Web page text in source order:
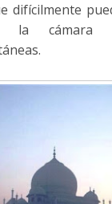
difícilmente
la cámara